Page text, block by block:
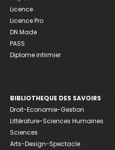
Licence
Licence Pro
DN Made
PASS
Diplome infirmier
BIBLIOTHEQUE DES SAVOIRS
Droit-Economie-Gestion
Littérature-Sciences Humaines
Sciences
Arts-Design-Spectacle